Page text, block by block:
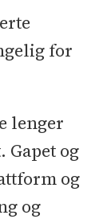
for
lenger
og
og
og